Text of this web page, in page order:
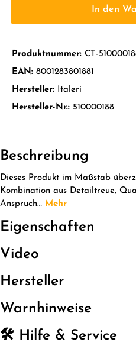
In den
Produktnummer: CT-
EAN: 8001283801881
Hersteller: Italeri
Hersteller-Nr.: 510000188
Beschreibung
Dieses Produkt im Maßstab
Kombination aus Detailtreue,
Anspruch… Mehr
Eigenschaften
Video
Hersteller
Warnhinweise
🛠️ Hilfe & Service